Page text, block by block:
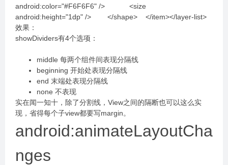
android:color="#F6F6F6" /> <size
android:height="1dp" /> </shape> </item></layer-list>
效果：
showDividers有4个选项：
middle 每两个组件间表现分隔线
beginning 开始处表现分隔线
end 末端处表现分隔线
none 不表现
实在闻一知十，除了分割线，View之间的隔断也可以这么实
现，省得每个子view都要写margin。
android:animateLayoutCha
nges